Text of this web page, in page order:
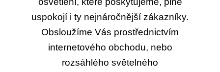
uspokojí i ty nejnáročnější zákazníky.
Obsloužíme Vás prostřednictvím
internetového obchodu, nebo
rozsáhlého světelného